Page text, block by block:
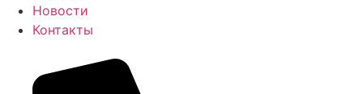
Новости
Контакты